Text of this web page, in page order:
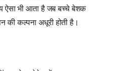
ऐसा भी आता है जब बच्चे बेशक
की कल्पना अधूरी होती है।